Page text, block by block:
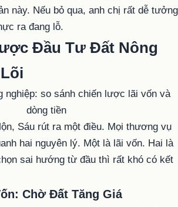
này. Nếu bỏ qua, anh chị rất dễ tưởng
ra đang lỗ.
Đầu Tư Đất Nông
Sáu rút ra một điều. Mọi thương vụ
hai nguyên lý. Một là lãi vốn. Hai là
sai hướng từ đầu thì rất khó có kết
Chờ Đất Tăng Giá